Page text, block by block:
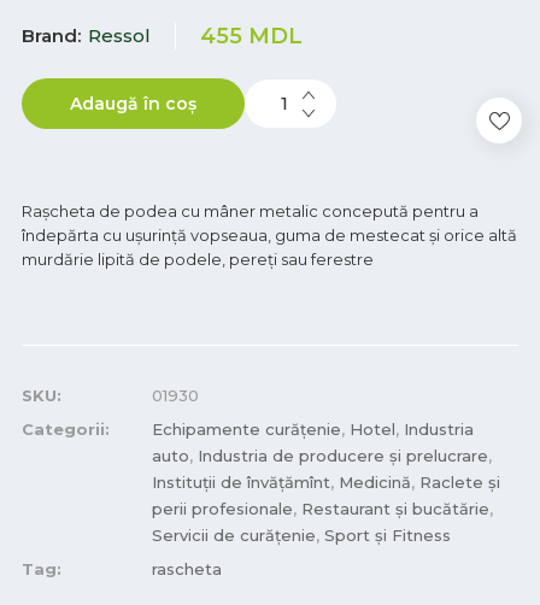
Brand Ressol 455 MDL
Adaugă în coș
Rașcheta de podea cu mâner metalic concepută pentru a
îndepărta cu ușurință vopseaua, guma de mestecat și orice altă
murdărie lipită de podele, pereți sau ferestre
SKU:
01930
Categorii:
Echipamente curățenie, Hotel, Industria
auto, Industria de producere și prelucrare,
Instituții de învățămînt, Medicină, Raclete și
perii profesionale, Restaurant și bucătărie,
Servicii de curățenie, Sport și Fitness
Tag:
rascheta